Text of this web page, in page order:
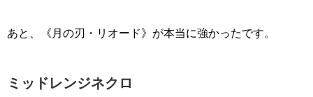
あと、《月の刃・リオード》が本当に強かったです。
ミッドレンジネクロ